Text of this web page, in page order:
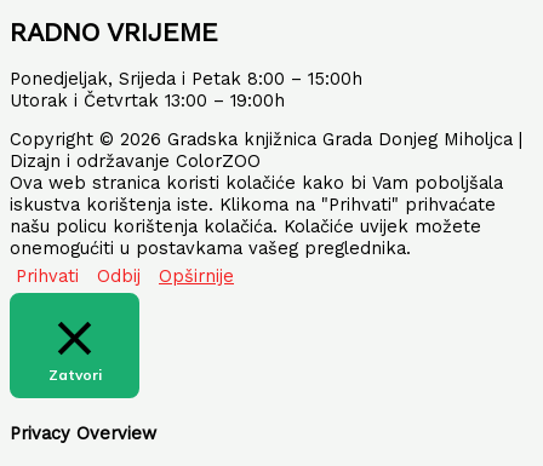
RADNO VRIJEME
Ponedjeljak, Srijeda i Petak 8:00 – 15:00h
Utorak i Četvrtak 13:00 – 19:00h
Copyright © 2026 Gradska knjižnica Grada Donjeg Miholjca |
Dizajn i održavanje ColorZOO
Ova web stranica koristi kolačiće kako bi Vam poboljšala
iskustva korištenja iste. Klikoma na "Prihvati" prihvaćate
našu policu korištenja kolačića. Kolačiće uvijek možete
onemogućiti u postavkama vašeg preglednika.
Prihvati
Odbij Opširnije
Zatvori
Privacy Overview